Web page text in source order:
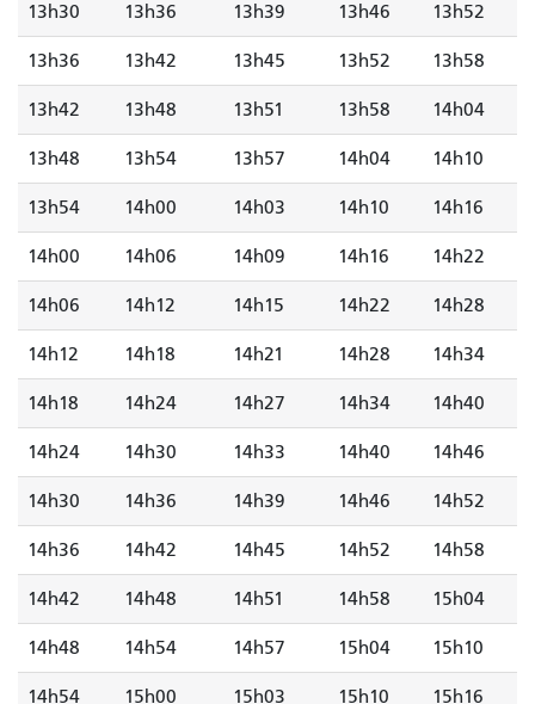
13h30 13h36 13h39 13h46 13h52
13h36 13h42 13h45 13h52 13h58
13h42 13h48 13h51 13h58 14h04
13h48 13h54 13h57 14h04 14h10
13h54 14h00 14h03 14h10 14h16
14h00 14h06 14h09 14h16 14h22
14h06 14h12 14h15 14h22 14h28
14h12 14h18 14h21 14h28 14h34
14h18 14h24 14h27 14h34 14h40
14h24 14h30 14h33 14h40 14h46
14h30 14h36 14h39 14h46 14h52
14h36 14h42 14h45 14h52 14h58
14h42 14h48 14h51 14h58 15h04
14h48 14h54 14h57 15h04 15h10
14h54 15h00 15h03 15h10 15h16